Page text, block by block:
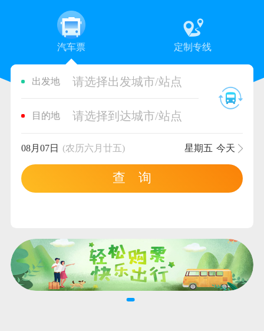
汽车票 定制专线
出发地 请选择出发城市/站点
目的地 请选择到达城市/站点
08月07日 (农历六月廿五) 星期五 今天
查 询